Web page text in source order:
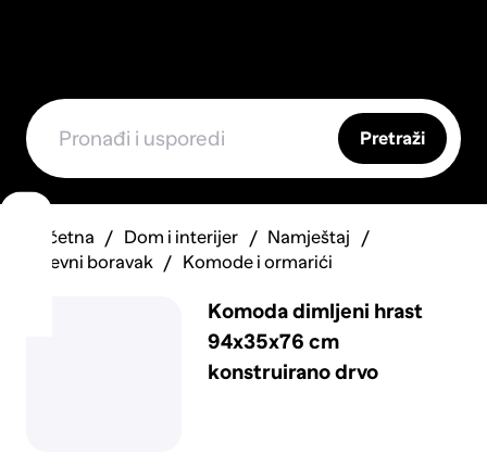
Pretraži
Početna Dom i interijer
Namještaj
Dnevni boravak
Komode i ormarići
Komoda dimljeni hrast
94x35x76 cm
konstruirano drvo